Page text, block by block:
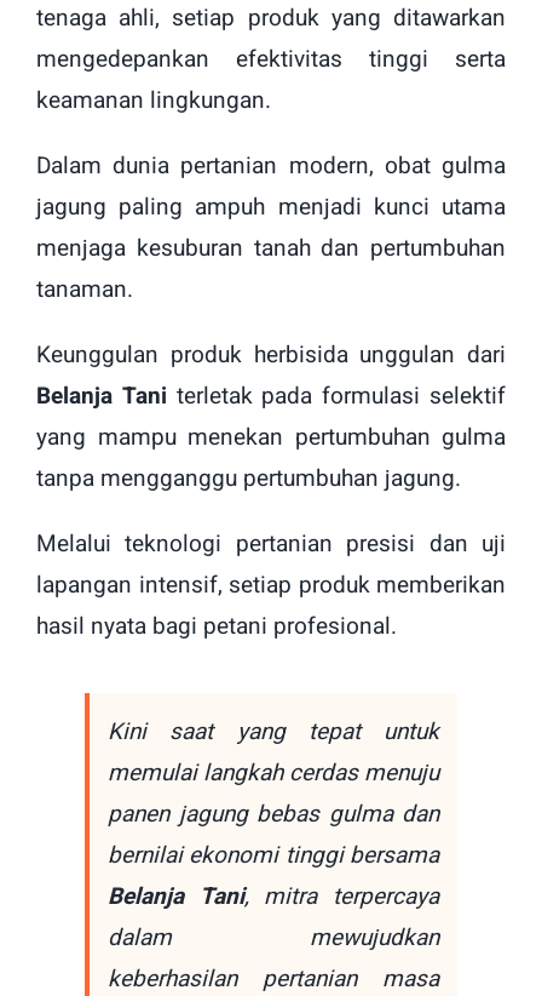
tenaga ahli, setiap produk yang ditawarkan
mengedepankan efektivitas tinggi serta
keamanan lingkungan.
Dalam dunia pertanian modern, obat gulma
jagung paling ampuh menjadi kunci utama
menjaga kesuburan tanah dan pertumbuhan
tanaman.
Keunggulan produk herbisida unggulan dari
Belanja Tani terletak pada formulasi selektif
yang mampu menekan pertumbuhan gulma
tanpa mengganggu pertumbuhan jagung.
Melalui teknologi pertanian presisi dan uji
lapangan intensif, setiap produk memberikan
hasil nyata bagi petani profesional.
Kini saat yang tepat untuk
memulai langkah cerdas menuju
panen jagung bebas gulma dan
bernilai ekonomi tinggi bersama
Belanja Tani, mitra terpercaya
dalam mewujudkan
keberhasilan pertanian masa